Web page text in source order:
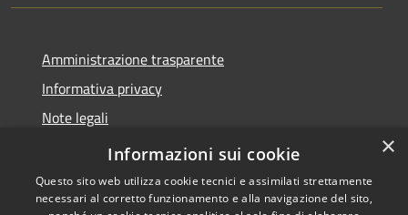
Amministrazione trasparente
Informativa privacy
Note legali
Dichiarazione di accessibilità
×
Informazioni sui cookie
Questo sito web utilizza cookie tecnici e assimilati strettamente
necessari al corretto funzionamento e alla navigazione del sito,